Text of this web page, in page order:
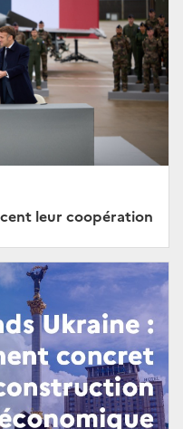
leur coopération